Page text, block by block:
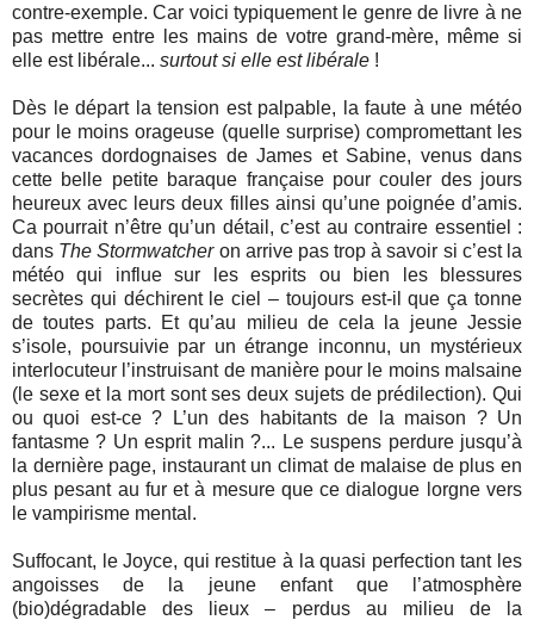
contre-exemple. Car voici typiquement le genre de livre à ne
pas mettre entre les mains de votre grand-mère, même si
elle est libérale... surtout si elle est libérale !
Dès le départ la tension est palpable, la faute à une météo
pour le moins orageuse (quelle surprise) compromettant les
vacances dordognaises de James et Sabine, venus dans
cette belle petite baraque française pour couler des jours
heureux avec leurs deux filles ainsi qu’une poignée d’amis.
Ca pourrait n’être qu’un détail, c’est au contraire essentiel :
dans The Stormwatcher on arrive pas trop à savoir si c’est la
météo qui influe sur les esprits ou bien les blessures
secrètes qui déchirent le ciel – toujours est-il que ça tonne
de toutes parts. Et qu’au milieu de cela la jeune Jessie
s’isole, poursuivie par un étrange inconnu, un mystérieux
interlocuteur l’instruisant de manière pour le moins malsaine
(le sexe et la mort sont ses deux sujets de prédilection). Qui
ou quoi est-ce ? L’un des habitants de la maison ? Un
fantasme ? Un esprit malin ?... Le suspens perdure jusqu’à
la dernière page, instaurant un climat de malaise de plus en
plus pesant au fur et à mesure que ce dialogue lorgne vers
le vampirisme mental.
Suffocant, le Joyce, qui restitue à la quasi perfection tant les
angoisses de la jeune enfant que l’atmosphère
(bio)dégradable des lieux – perdus au milieu de la